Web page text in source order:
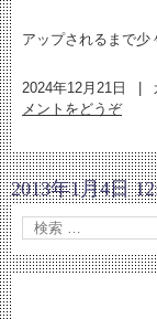
アップされるまで少
2024年12月21日
メントをどうぞ
2013年1月4日